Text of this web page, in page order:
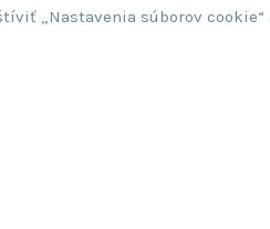
„Nastavenia súborov